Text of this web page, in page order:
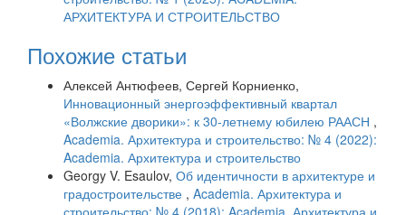
АРХИТЕКТУРА И СТРОИТЕЛЬСТВО
Похожие статьи
Алексей Антюфеев, Сергей Корниенко,
Инновационный энергоэффективный квартал
«Волжские дворики»: к 30-летнему юбилею РААСН ,
Academia. Архитектура и строительство: № 4 (2022):
Academia. Архитектура и строительство
Georgy V. Esaulov, Об идентичности в архитектуре и
градостроительстве , Academia. Архитектура и
строительство: № 4 (2018): Academia. Архитектура и